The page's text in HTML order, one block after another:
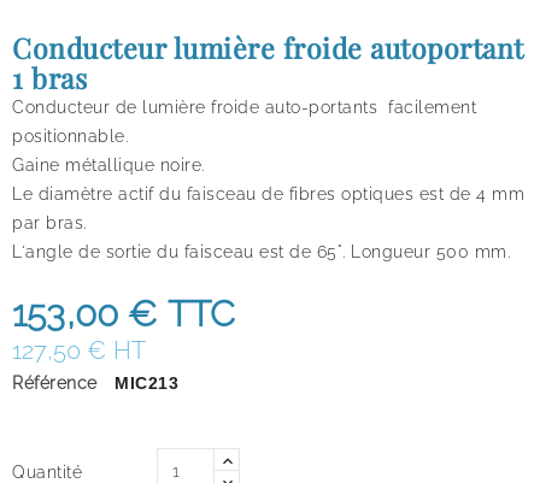
Conducteur lumière froide autoportant
1 bras
Conducteur de lumière froide auto-portants facilement
positionnable.
Gaine métallique noire.
Le diamètre actif du faisceau de fibres optiques est de 4 mm
par bras.
L'angle de sortie du faisceau est de 65°. Longueur 500 mm.
153,00 € TTC
127,50 € HT
Référence MIC213
Quantité